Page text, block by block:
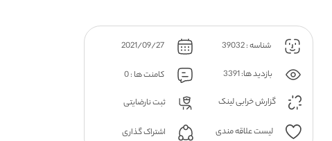
شناسه : 39032 2021/09/27
بازدید ها: 3391
کامنت ها : 0
گزارش خرابی لینک
ثبت نارضایتی
لیست علاقه مندی اشتراک گذاری